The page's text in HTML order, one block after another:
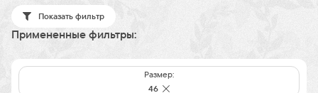
Показать фильтр
Примененные фильтры:
Размер:
46